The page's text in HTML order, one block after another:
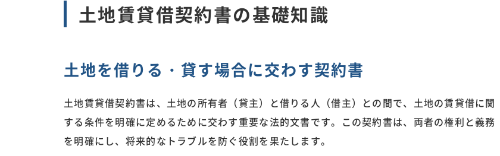
土地賃貸借契約書の基礎知識
土地を借りる・貸す場合に交わす契約書
土地賃貸借契約書は、土地の所有者（貸主）と借りる人（借主）との間で、土地の賃貸借に関
する条件を明確に定めるために交わす重要な法的文書です。この契約書は、両者の権利と義務
を明確にし、将来的なトラブルを防ぐ役割を果たします。